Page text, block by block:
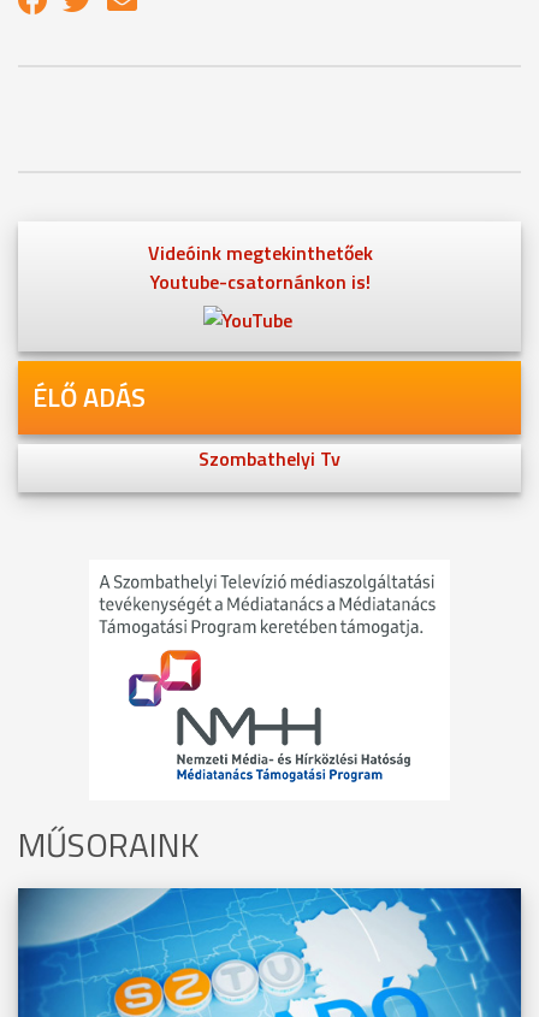
Videóink megtekinthetőek
Youtube-csatornánkon is!
ÉLŐ ADÁS
Szombathelyi Tv
MŰSORAINK